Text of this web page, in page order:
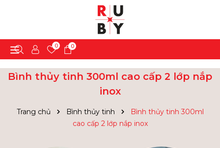
0 0
Bình thủy tinh 300ml cao cấp 2 lớp nắp
inox
Trang chủ Bình thủy tinh
Bình thủy tinh 300ml
cao cấp 2 lớp nắp inox